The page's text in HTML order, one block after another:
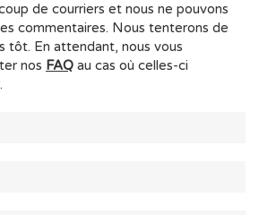
de courriers et nous ne pouvons
commentaires. Nous tenterons de
tôt. En attendant, nous vous
nos FAQ au cas où celles-ci